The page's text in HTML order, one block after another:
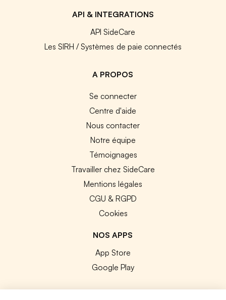
API & INTEGRATIONS
API SideCare
Les SIRH / Systèmes de paie connectés
A PROPOS
Se connecter
Centre d'aide
Nous contacter
Notre équipe
Témoignages
Travailler chez SideCare
Mentions légales
CGU & RGPD
Cookies
NOS APPS
App Store
Google Play